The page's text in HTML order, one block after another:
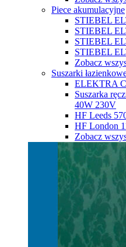
Piece akumulacyjne
STIEBEL
STIEBEL
STIEBEL
STIEBEL
Zobacz
Suszarki
ELEKTRA
Suszarka
40W 230V
HF Leeds
HF London
Zobacz